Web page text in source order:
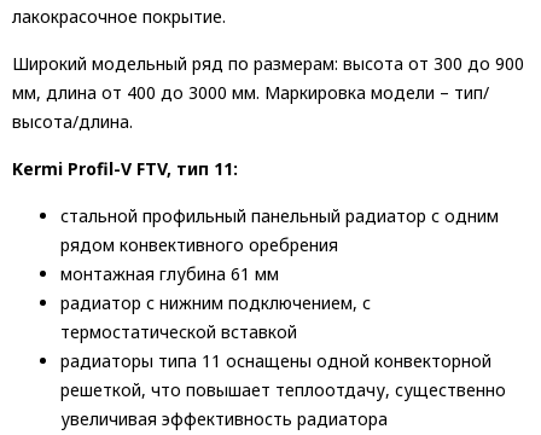
лакокрасочное покрытие.
Широкий модельный ряд по размерам: высота от 300 до 900
мм, длина от 400 до 3000 мм. Маркировка модели – тип/
высота/длина.
Kermi Profil-V FTV, тип 11:
стальной профильный панельный радиатор с одним
рядом конвективного оребрения
монтажная глубина 61 мм
радиатор с нижним подключением, с
термостатической вставкой
радиаторы типа 11 оснащены одной конвекторной
решеткой, что повышает теплоотдачу, существенно
увеличивая эффективность радиатора